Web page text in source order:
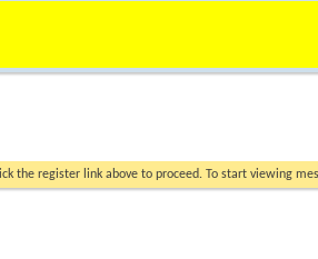
the register link above to proceed. To start viewing